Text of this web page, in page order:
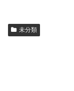
未分類